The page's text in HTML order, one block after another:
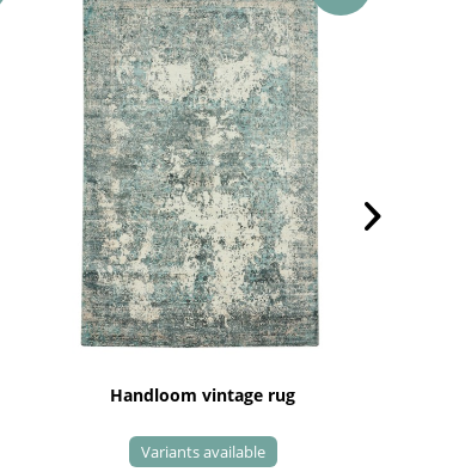
Handloom vintage rug
Variants available